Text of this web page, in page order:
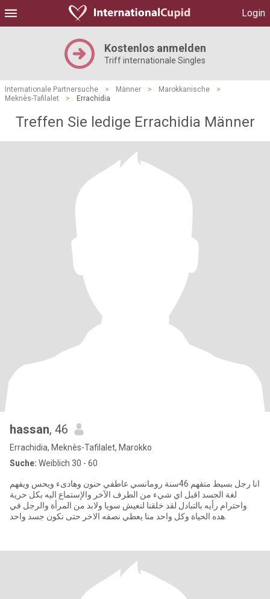
Login
Kostenlos anmelden
Triff internationale Singles
Internationale Partnersuche > Männer > Marokkanische
>
Meknès-Tafilalet
> Errachidia
Treffen Sie ledige Errachidia Männer
hassan, 46
Errachidia, Meknès-Tafilalet, Marokko
Suche: Weiblich 30 - 60
انا رجل بسيط متفهم 46سنة رومانسي عاطفي حنون وهادىء ويحس ويفهم
لغة الجسد اقبل اي شيء من الطرف الآخر والإستماع اليه بكل حرية
واحترام رأيه بالتبادل لقد خلقنا لنعيش سويا ولابد من المرأة والرجل في